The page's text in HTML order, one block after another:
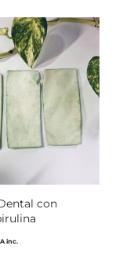
con
inc.